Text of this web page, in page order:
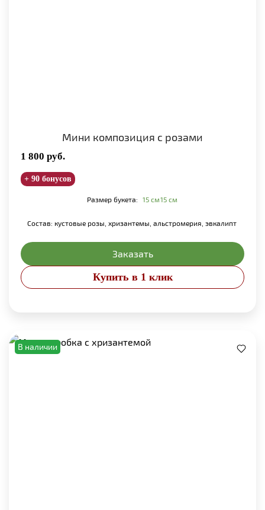
Мини композиция с розами
1 800 руб.
+ 90 бонусов
Размер букета: 15 см15 см
Состав: кустовые розы, хризантемы, альстромерия, эвкалипт
Заказать
Купить в 1 клик
В наличии